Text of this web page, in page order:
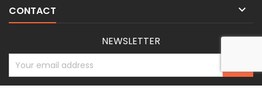
CONTACT 
NEWSLETTER